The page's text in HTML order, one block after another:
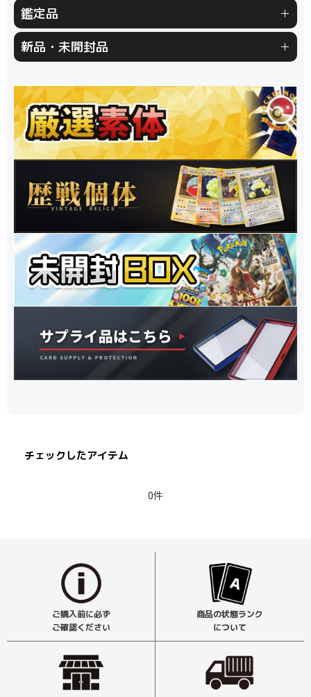
チコリータデッキ
その他 (全商品)
サザンアイランド 新ポケプロモ
鑑定品
鑑定品 (全商品)
ARS鑑定品 その他鑑定品
新品・未開封品
サプライ類等
チェックしたアイテム
0件
ご購入前に必ず
ご確認ください
商品の状態ランク
について